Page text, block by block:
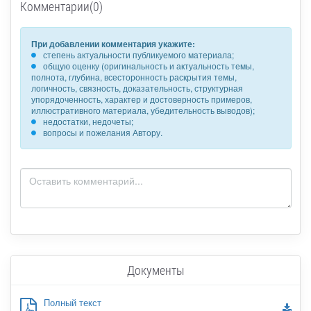
Комментарии(0)
При добавлении комментария укажите:
степень актуальности публикуемого материала;
общую оценку (оригинальность и актуальность темы,
полнота, глубина, всесторонность раскрытия темы,
логичность, связность, доказательность, структурная
упорядоченность, характер и достоверность примеров,
иллюстративного материала, убедительность выводов);
недостатки, недочеты;
вопросы и пожелания Автору.
Документы
Полный текст